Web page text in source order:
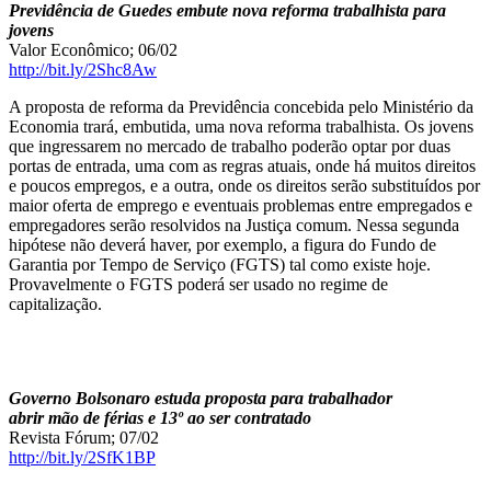
Previdência de Guedes embute nova reforma trabalhista para
jovens
Valor Econômico; 06/02
http://bit.ly/2Shc8Aw
A proposta de reforma da Previdência concebida pelo Ministério da
Economia trará, embutida, uma nova reforma trabalhista. Os jovens
que ingressarem no mercado de trabalho poderão optar por duas
portas de entrada, uma com as regras atuais, onde há muitos direitos
e poucos empregos, e a outra, onde os direitos serão substituídos por
maior oferta de emprego e eventuais problemas entre empregados e
empregadores serão resolvidos na Justiça comum. Nessa segunda
hipótese não deverá haver, por exemplo, a figura do Fundo de
Garantia por Tempo de Serviço (FGTS) tal como existe hoje.
Provavelmente o FGTS poderá ser usado no regime de
capitalização.
Governo Bolsonaro estuda proposta para trabalhador
abrir mão de férias e 13º ao ser contratado
Revista Fórum; 07/02
http://bit.ly/2SfK1BP